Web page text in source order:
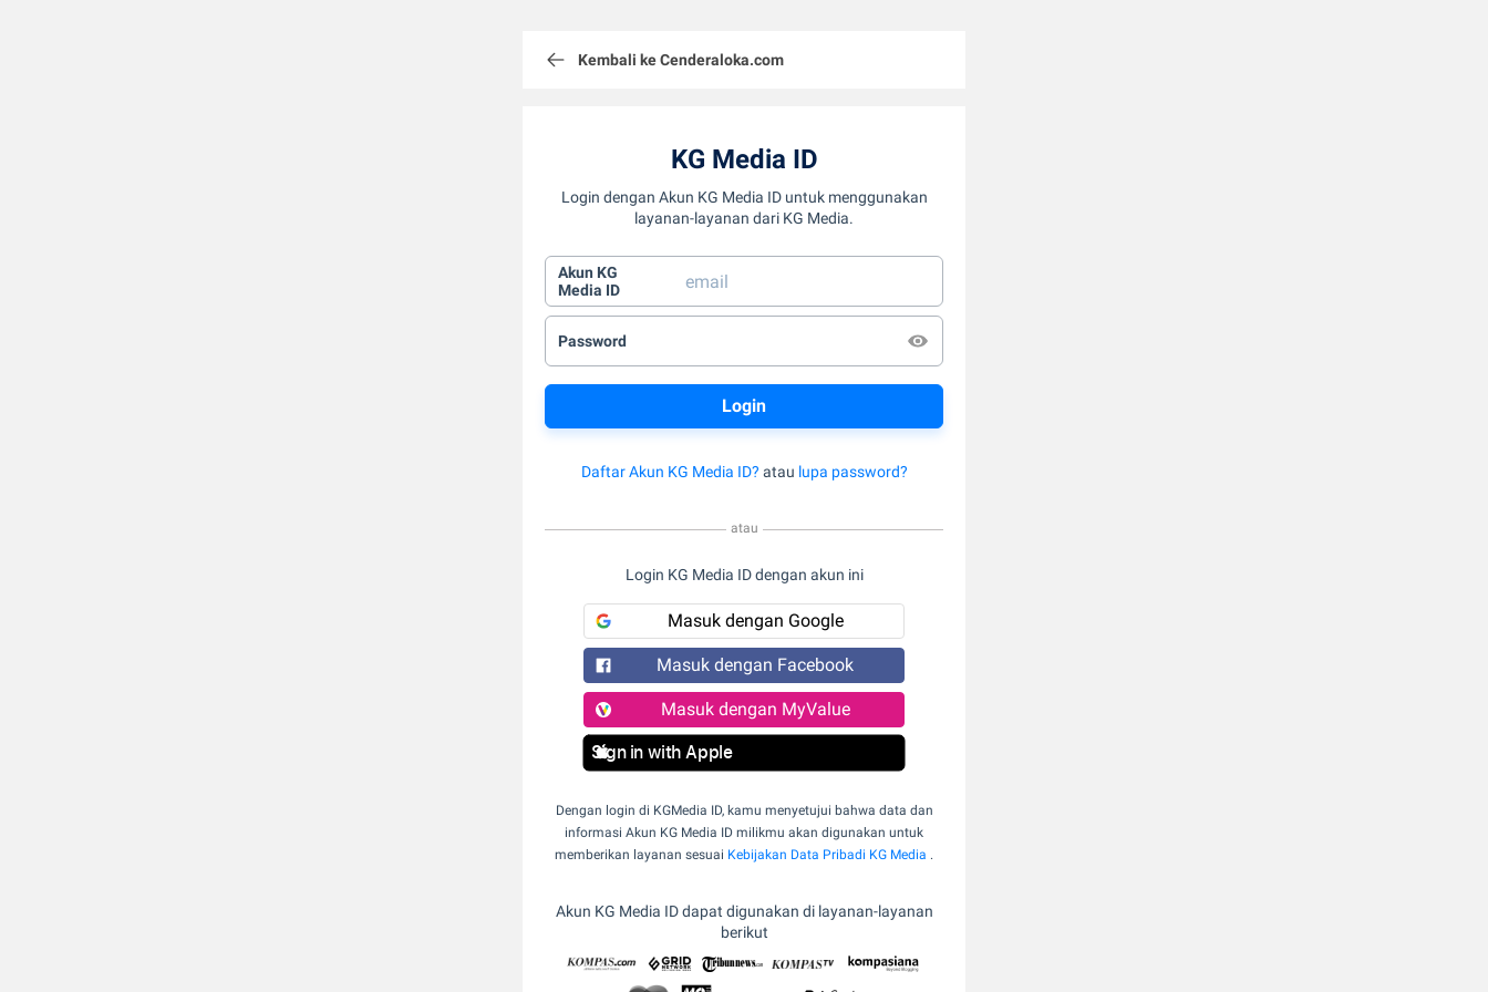
Kembali ke Cenderaloka.com
KG Media ID
Login dengan Akun KG Media ID untuk menggunakan
layanan-layanan dari KG Media.
Akun KG
Media ID
Password
Daftar Akun KG Media ID? atau lupa password?
atau
Login KG Media ID dengan akun ini
Masuk dengan Google
Masuk dengan Facebook
Masuk dengan MyValue
Sign in with Apple
Dengan login di KGMedia ID, kamu menyetujui bahwa data dan
informasi Akun KG Media ID milikmu akan digunakan untuk
memberikan layanan sesuai Kebijakan Data Pribadi KG Media .
Akun KG Media ID dapat digunakan di layanan-layanan
berikut